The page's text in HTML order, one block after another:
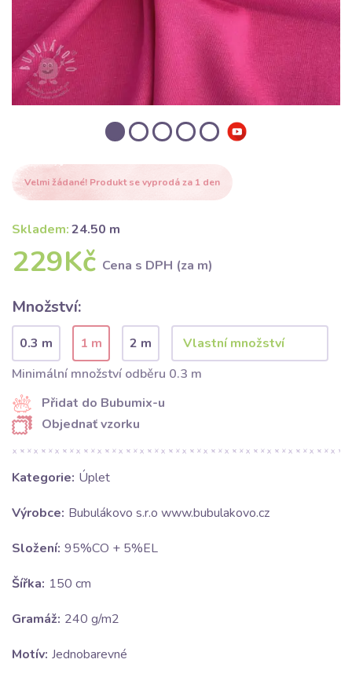
Velmi žádané! Produkt se vyprodá za 1 den
Skladem:24.50 m
229Kč Cena s DPH (za m)
Množství:
0.3 m 1 m
2 m
Minimální množství odběru 0.3 m
Přidat do Bubumix-u
Objednať vzorku
Kategorie: Úplet
Výrobce: Bubulákovo s.r.o www.bubulakovo.cz
Složení: 95%CO + 5%EL
Šířka: 150 cm
Gramáž: 240 g/m2
Motív: Jednobarevné